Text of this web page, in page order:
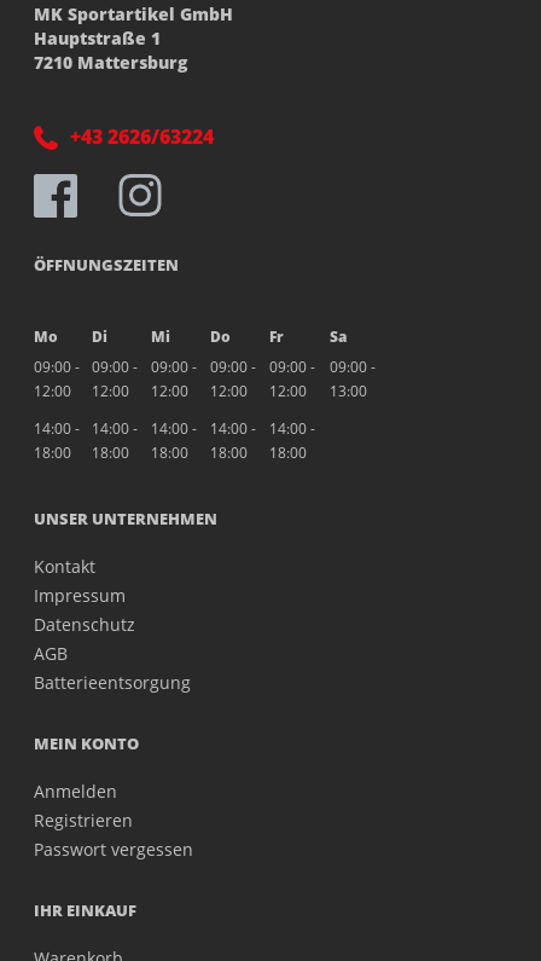
MK Sportartikel GmbH
Hauptstraße 1
7210 Mattersburg
+43 2626/63224
ÖFFNUNGSZEITEN
Mo Di Mi Do Fr
Sa
09:00 -
12:00
09:00 -
12:00
09:00 -
12:00
09:00 -
12:00
09:00 -
12:00
09:00 -
13:00
14:00 -
18:00
14:00 -
18:00
14:00 -
18:00
14:00 -
18:00
14:00 -
18:00
UNSER UNTERNEHMEN
Kontakt
Impressum
Datenschutz
AGB
Batterieentsorgung
MEIN KONTO
Anmelden
Registrieren
Passwort vergessen
IHR EINKAUF